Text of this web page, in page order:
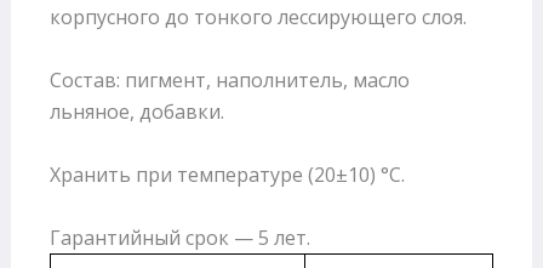
корпусного до тонкого лессирующего слоя.
Состав: пигмент, наполнитель, масло
льняное, добавки.
Хранить при температуре (20±10) °С.
Гарантийный срок — 5 лет.